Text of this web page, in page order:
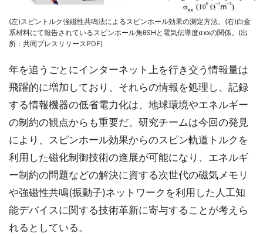
(左)スピントルク強磁性共鳴法によるスピンホール効果の測定方法。(右)白金
系材料にて報告されているスピンホール角θSHと電気伝導度σxxの関係。(出
所：共同プレスリリースPDF)
年を追うごとにインターネット上を行き交う情報量は
飛躍的に増加しており、それらの情報を処理し、記録
する情報機器の低省電力化は、地球環境やエネルギー
の制約の観点からも重要だ。研究チームは今回の発見
により、スピンホール効果からのスピン軌道トルクを
利用した磁化制御技術の進展が可能になり、エネルギ
ー制約の問題などの解決に資する次世代の磁気メモリ
や強磁性共鳴(振動子)ネットワークを利用した人工知
能デバイスに関する技術革新に寄与することが考えら
れるとしている。